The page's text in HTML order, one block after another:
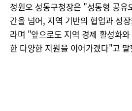
정원오 성동구청장은 "성동형 공유
간을 넘어, 지역 기반의 협업과 성
라며 "앞으로도 지역 경제 활성화
한 다양한 지원을 이어가겠다"고